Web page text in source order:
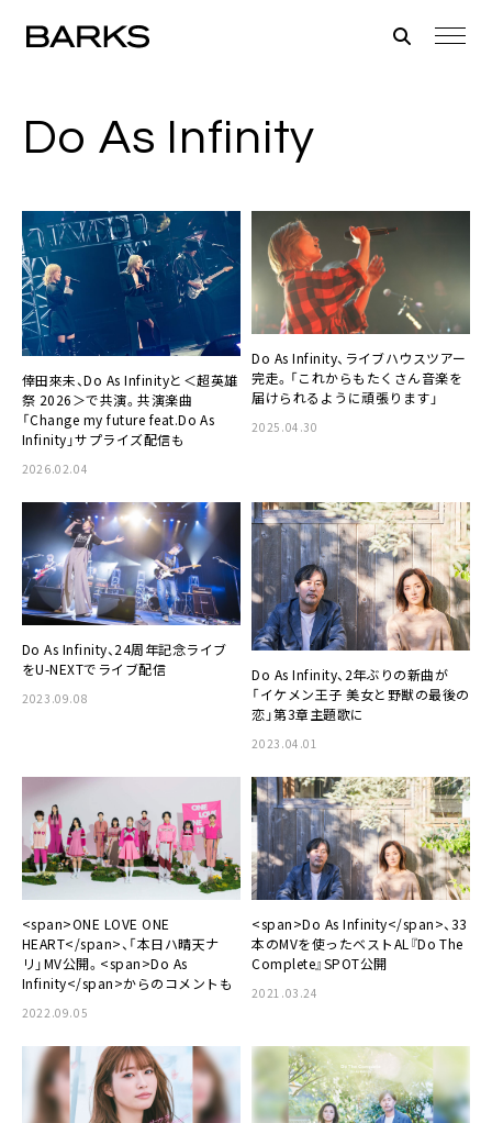
Do As Infinity
倖田來未、Do As Infinityと＜超英雄
祭 2026＞で共演。共演楽曲
「Change my future feat.Do As
Infinity」サプライズ配信も
2026.02.04
Do As Infinity、ライブハウスツアー
完走。「これからもたくさん音楽を
届けられるように頑張ります」
2025.04.30
Do As Infinity、24周年記念ライブ
をU-NEXTでライブ配信
2023.09.08
Do As Infinity、2年ぶりの新曲が
「イケメン王子 美女と野獣の最後の
恋」第3章主題歌に
2023.04.01
<span>ONE LOVE ONE
HEART</span>、「本日ハ晴天ナ
リ」MV公開。<span>Do As
Infinity</span>からのコメントも
2022.09.05
<span>Do As Infinity</span>、33
本のMVを使ったベストAL『Do The
Complete』SPOT公開
2021.03.24